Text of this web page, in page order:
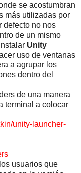
se acostumbran
más utilizadas por
defecto no nos
de un mismo
Unity
uso de ventanas
a agrupar los
dentro del
de una manera
terminal a colocar
unity-launcher-
usuarios que